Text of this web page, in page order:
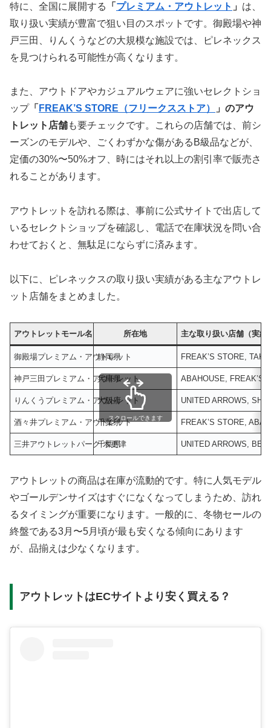
特に、全国に展開する 「 プレミアム・アウトレット 」 は、
取り扱い実績が豊富で狙い目のスポットです。御殿場や神
戸三田、りんくうなどの大規模な施設では、ピレネックス
を見つけられる可能性が高くなります。
また、アウトドアやカジュアルウェアに強いセレクトショ
ップ「 FREAK’S STORE（フリークスストア）
」のアウ
トレット店舗も要チェックです。これらの店舗では、前シ
ーズンのモデルや、ごくわずかな傷があるB級品などが、
定価の30%〜50%オフ、時にはそれ以上の割引率で販売さ
れることがあります。
アウトレットを訪れる際は、事前に公式サイトで出店して
いるセレクトショップを確認し、電話で在庫状況を問い合
わせておくと、無駄足にならずに済みます。
以下に、ピレネックスの取り扱い実績がある主なアウトレ
ット店舗をまとめました。
アウトレットモール名 所在地 主な取り扱い店舗（実績
御殿場プレミアム・アウトレット
静岡県 FREAK’S STORE,
神戸三田プレミアム・アウトレット
兵庫県 ABAHOUSE, FREAK’S
りんくうプレミアム・アウトレット
大阪府 UNITED ARROWS,
酒々井プレミアム・アウトレット
千葉県 FREAK’S STORE,
三井アウトレットパーク 木更津
千葉県 UNITED ARROWS,
スクロールできます
アウトレットの商品は在庫が流動的です。特に人気モデル
やゴールデンサイズはすぐになくなってしまうため、訪れ
るタイミングが重要になります。一般的に、冬物セールの
終盤である3月〜5月頃が最も安くなる傾向にあります
が、品揃えは少なくなります。
アウトレットはECサイトより安く買える？